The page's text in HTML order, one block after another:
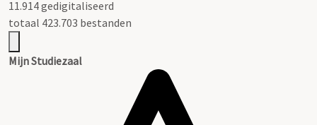
11.914 gedigitaliseerd
totaal 423.703 bestanden
Mijn Studiezaal